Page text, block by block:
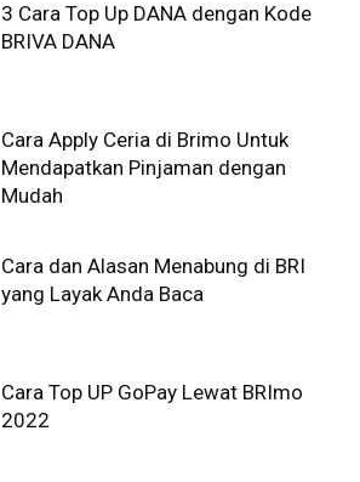
3 Cara Top Up DANA dengan Kode
BRIVA DANA
Cara Apply Ceria di Brimo Untuk
Mendapatkan Pinjaman dengan
Mudah
Cara dan Alasan Menabung di BRI
yang Layak Anda Baca
Cara Top UP GoPay Lewat BRImo
2022